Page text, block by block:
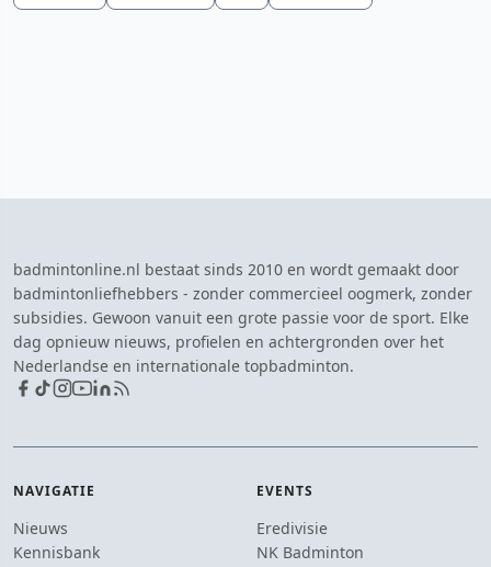
badmintonline.nl bestaat sinds 2010 en wordt gemaakt door
badmintonliefhebbers - zonder commercieel oogmerk, zonder
subsidies. Gewoon vanuit een grote passie voor de sport. Elke
dag opnieuw nieuws, profielen en achtergronden over het
Nederlandse en internationale topbadminton.
NAVIGATIE
Nieuws
Kennisbank
EVENTS
Eredivisie
NK Badminton